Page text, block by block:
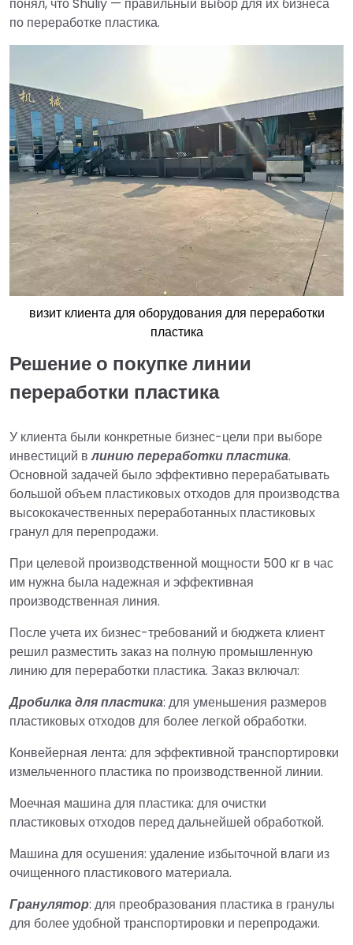
понял, что Shuliy — правильный выбор для их бизнеса
по переработке пластика.
визит клиента для оборудования для переработки
пластика
Решение о покупке линии
переработки пластика
У клиента были конкретные бизнес-цели при выборе
инвестиций влинию переработки пластика.
Основной задачей было эффективно перерабатывать
большой объем пластиковых отходов для производства
высококачественных переработанных пластиковых
гранул для перепродажи.
При целевой производственной мощности 500 кг в час
им нужна была надежная и эффективная
производственная линия.
После учета их бизнес-требований и бюджета клиент
решил разместить заказ на полную промышленную
линию для переработки пластика. Заказ включал:
Дробилка для пластика: для уменьшения размеров
пластиковых отходов для более легкой обработки.
Конвейерная лента: для эффективной транспортировки
измельченного пластика по производственной линии.
Моечная машина для пластика: для очистки
пластиковых отходов перед дальнейшей обработкой.
Машина для осушения: удаление избыточной влаги из
очищенного пластикового материала.
Гранулятор: для преобразования пластика в гранулы
для более удобной транспортировки и перепродажи.